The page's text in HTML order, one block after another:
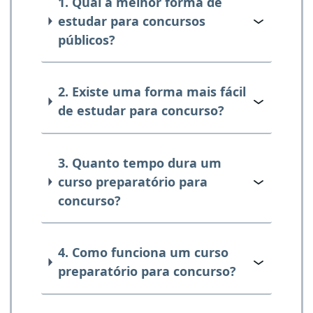
estudar para concursos
públicos?
2. Existe uma forma mais fácil
de estudar para concurso?
3. Quanto tempo dura um
curso preparatório para
concurso?
4. Como funciona um curso
preparatório para concurso?